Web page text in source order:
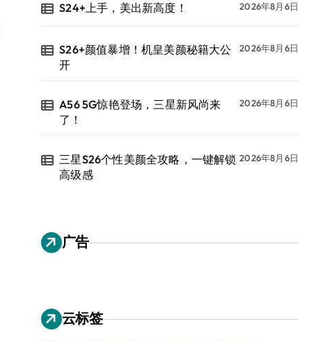
S24+上手，美出新高度！ 2026年8月6日
S26+颜值暴增！机皇美颜秘籍大公
开
2026年8月6日
A56 5G惊艳登场，三星新风尚来
了！
2026年8月6日
三星S26个性美颜全攻略，一键解锁
高级感
2026年8月6日
广告
云标签